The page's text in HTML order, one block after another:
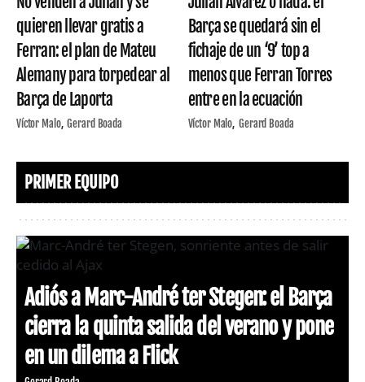
quieren llevar gratis a
Ferran: el plan de Mateu
Alemany para torpedear al
Barça de Laporta
Víctor Malo Gerard Boada
Barça se quedará sin el
fichaje de un ‘9’ top a
menos que Ferran Torres
entre en la ecuación
Víctor Malo Gerard Boada
PRIMER EQUIPO
Adiós a Marc-André ter Stegen: el Barça
cierra la quinta salida del verano y pone
en un dilema a Flick